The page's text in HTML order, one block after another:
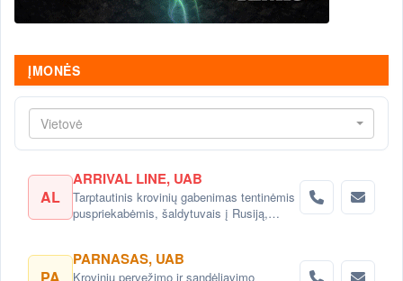
ĮMONĖS
Vietovė
AL
ARRIVAL LINE, UAB
Tarptautinis krovinių gabenimas tentinėmis
puspriekabėmis, šaldytuvais į Rusiją,
PA
PARNASAS, UAB
Krovinių pervežimo ir sandėliavimo